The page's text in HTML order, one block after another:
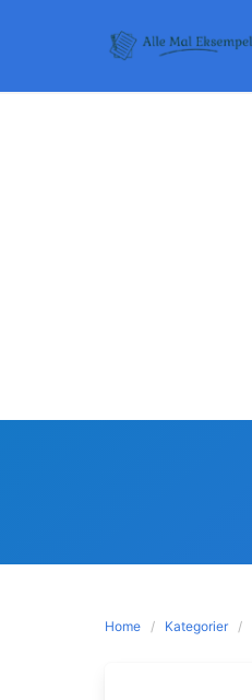
Home Kategorier